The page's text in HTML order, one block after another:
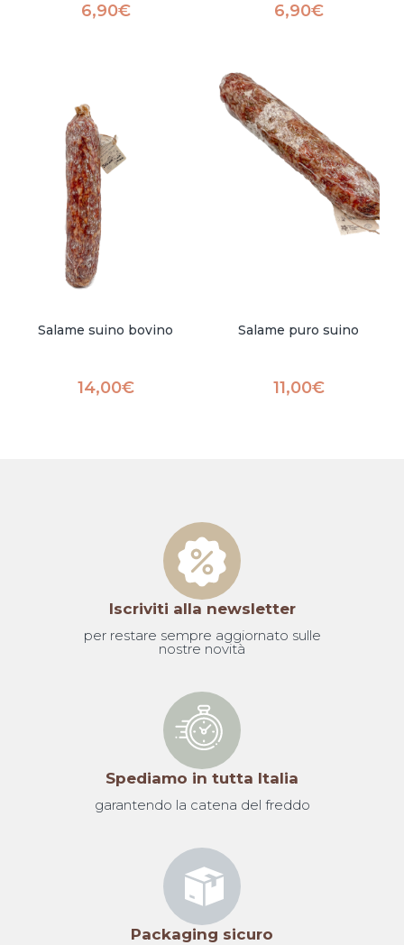
6,90€ 6,90€
Salame suino bovino
14,00€
Salame puro suino
11,00€
Iscriviti alla newsletter
per restare sempre aggiornato sulle
nostre novità
Spediamo in tutta Italia
garantendo la catena del freddo
Packaging sicuro